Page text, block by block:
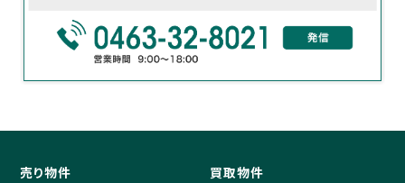
売り物件 買取物件